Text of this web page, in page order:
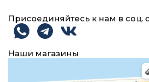
Присоединяйтесь к нам в соц.
Наши магазины